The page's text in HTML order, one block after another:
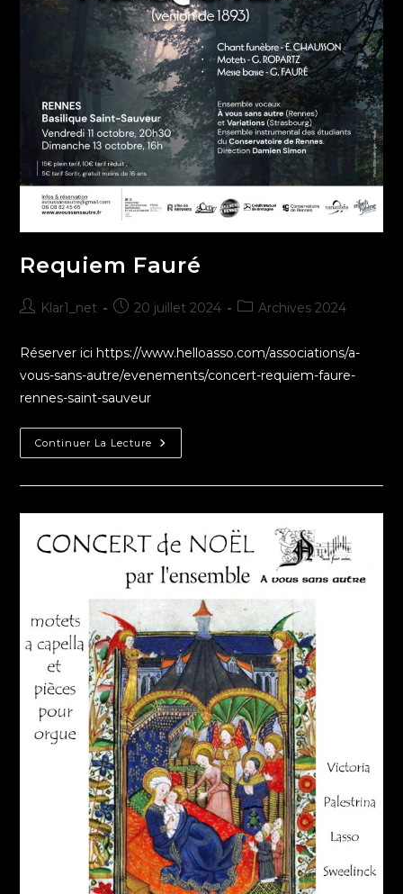
Requiem Fauré
Klar1_net 20 juillet 2024 Archives 2024
Réserver ici https://www.helloasso.com/associations/a-
vous-sans-autre/evenements/concert-requiem-faure-
rennes-saint-sauveur
Continuer La Lecture